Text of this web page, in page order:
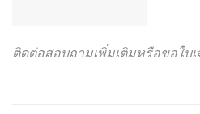
ติดต่อสอบถามเพิ่มเติมหรือขอใบ